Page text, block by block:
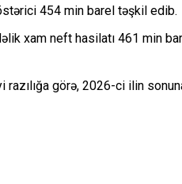
454 min barel təşkil edib.
xam neft hasilatı 461 min
görə, 2026-ci ilin